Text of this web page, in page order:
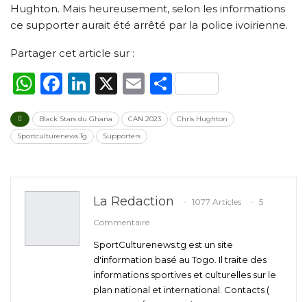
Hughton. Mais heureusement, selon les informations
ce supporter aurait été arrêté par la police ivoirienne.
Partager cet article sur :
WhatsApp
Facebook
LinkedIn
X EmailPartager
Black Stars du Ghana CAN 2023
Chris Hughton
Sportculturenews.Tg
Supporters
La Redaction 1077 Articles
5
Commentaire
SportCulturenews.tg est un site
d'information basé au Togo. Il traite des
informations sportives et culturelles sur le
plan national et international. Contacts (